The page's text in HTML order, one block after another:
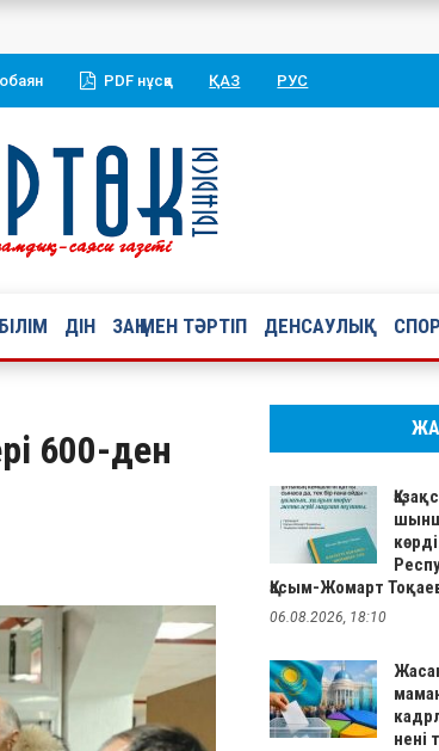
Қазақстан Республикасының Президенті Қасым-
PDF нұсқа ҚАЗ РУС
БІЛІМ ДІН ЗАҢ МЕН ТӘРТІП ДЕНСАУЛЫҚ
600-ден
Қасым-Жомарт
06.08.2026, 18:10
нені